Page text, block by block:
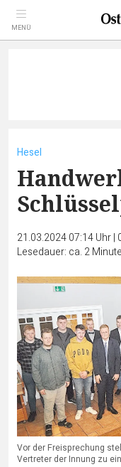
MENÜ
Hesel
21.03.2024 07:14 Uhr|
Lesedauer: ca. 2
Vor der Freisprechung
Vertreter der Innung zu